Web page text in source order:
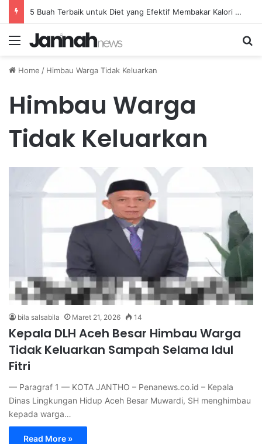
5 Buah Terbaik untuk Diet yang Efektif Membakar Kalori dengan Lebih Cepat
Menu
Home / Himbau Warga Tidak Keluarkan
Himbau Warga
Tidak Keluarkan
bila salsabila Maret 21, 2026 14
Kepala DLH Aceh Besar Himbau Warga
Tidak Keluarkan Sampah Selama Idul
Fitri
— Paragraf 1 — KOTA JANTHO – Penanews.co.id – Kepala
Dinas Lingkungan Hidup Aceh Besar Muwardi, SH menghimbau
kepada warga…
Read More »